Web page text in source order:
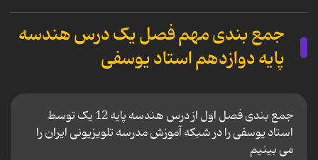
جمع بندی مهم فصل یک درس هندسه
پایه دوازدهم استاد یوسفی
جمع بندی فصل اول از درس هندسه پایه 12 یک توسط
استاد یوسفی را در شبکه آموزش مدرسه تلویزیونی ایران را
می بینیم